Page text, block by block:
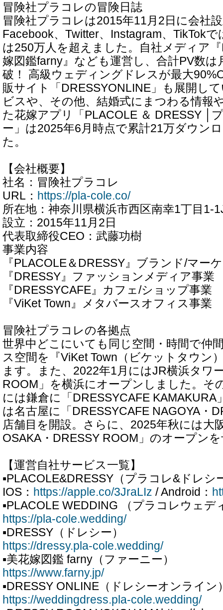
冒険社プラコレの冒険日誌
冒険社プラコレは2015年11月2日に会社
Facebook、Twitter、Instagram、TikTok
は250万人を超えました。自社メディア
嫁図鑑farny』なども運営し、合計PV数は
破！ 高級ウェディングドレスが最大
販サイト「DRESSYONLINE」も展開し
ビスや、その他、結婚式にまつわる情報
た花嫁アプリ「PLACOLE ＆ DRESSY │
ー」は2025年6月時点で累計21万ダウン
た。
【会社概要】
社名：冒険社プラコレ
URL： https://pla-cole.co/
所在地：神奈川県横浜市西区南幸1丁目1-
設立：2015年11月2日
代表取締役CEO：武藤功樹
事業内容
『PLACOLE＆DRESSY』ブランド/マー
『DRESSY』ファッションメディア事業
『DRESSYCAFE』カフェ/ショップ事業
『ViKet Town』メタバースオフィス事業
冒険社プラコレの各拠点
世界中どこにいても同じ空間・時間で仲
ス空間を『ViKet Town（ビケットタウン
ます。また、2022年1月にはJR横浜タワ
ROOM」を横浜にオープンしました。そ
には鎌倉に「DRESSYCAFE KAMAKURA
は名古屋に「DRESSYCAFE NAGOYA・
店舗目を開設。さらに、2025年秋には大
OSAKA・DRESSY ROOM」のオープン
【運営自社サービス一覧】
▪PLACOLE&DRESSY（プラコレ&ドレシ
IOS： https://apple.co/3JraLIz / Android：
▪PLACOLE WEDDING （プラコレウェデ
https://pla-cole.wedding/
▪DRESSY（ドレシー）
https://dressy.pla-cole.wedding/
▪美花嫁図鑑 farny（ファーニー）
https://www.farny.jp/
▪DRESSY ONLINE（ドレシーオンライン
https://weddingdress.pla-cole.wedding/